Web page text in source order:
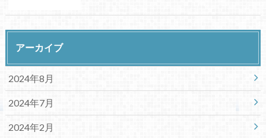
アーカイブ
2024年8月
2024年7月
2024年2月